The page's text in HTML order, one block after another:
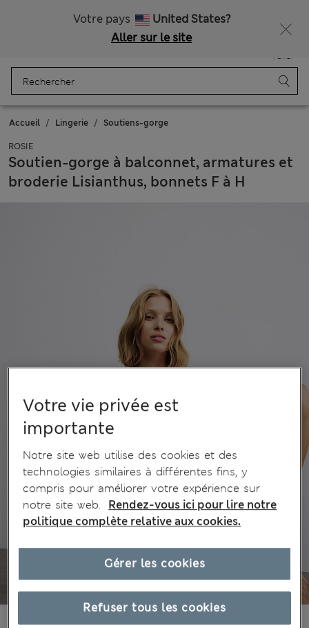
Votre pays
United States?
Aller sur le site
Panier
Accueil Lingerie Soutiens-gorge
ROSIE
Soutien-gorge à balconnet, armatures et
broderie Lisianthus, bonnets F à H
CHF51.90
Votre vie privée est
importante
Notre site web utilise des cookies et des
technologies similaires à différentes fins, y
compris pour améliorer votre expérience sur
notre site web.
Rendez-vous ici pour lire notre
politique complète relative aux cookies.
Refuser tous les cookies
Gérer les cookies